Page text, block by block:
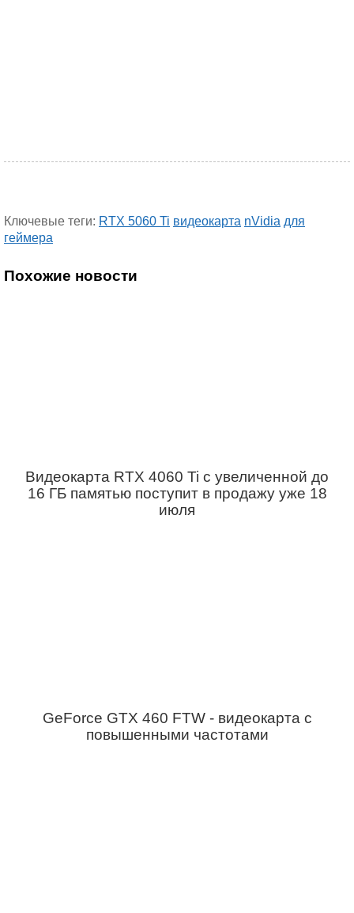
Ключевые теги: RTX 5060 Ti видеокарта nVidia для
геймера
Похожие новости
Видеокарта RTX 4060 Ti с увеличенной до
16 ГБ памятью поступит в продажу уже 18
июля
GeForce GTX 460 FTW - видеокарта с
повышенными частотами